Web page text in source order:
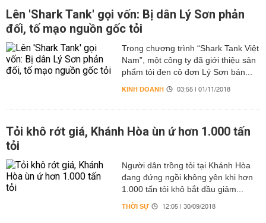
Lên 'Shark Tank' gọi vốn: Bị dân Lý Sơn phản
đối, tố mạo nguồn gốc tỏi
Trong chương trình “Shark Tank Việt
Nam”, một công ty đã giới thiệu sản
phẩm tỏi đen cô đơn Lý Sơn bán...
KINH DOANH 03:55 | 01/11/2018
Tỏi khô rớt giá, Khánh Hòa ùn ứ hơn 1.000 tấn
tỏi
Người dân trồng tỏi tại Khánh Hòa
đang đứng ngồi không yên khi hơn
1.000 tấn tỏi khô bắt đầu giảm...
THỜI SỰ 12:05 | 30/09/2018